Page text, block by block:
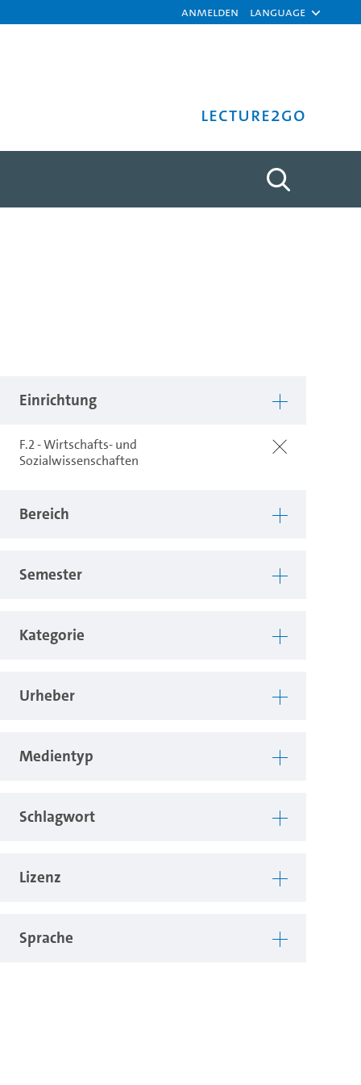
Anmelden Language
Lecture2Go
Einrichtung
F.2 - Wirtschafts- und
Sozialwissenschaften
Bereich
Semester
Kategorie
Urheber
Medientyp
Schlagwort
Lizenz
Sprache